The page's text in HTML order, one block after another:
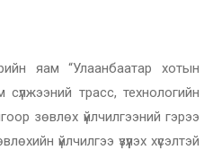
яам “Улаанбаатар хотын
сүлжээний трасс, технологийн
зөвлөх үйлчилгээний гэрээ
үйлчилгээ үзүүлэх хүсэлтэй